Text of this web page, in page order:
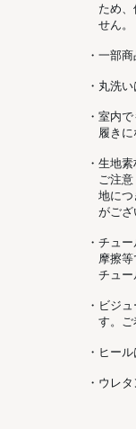
ため
せん。
・一部
・丸洗
・室内
履き
・生地
ご注
地につ
がござ
・チュ
摩擦
チュー
・ビジ
す。ご
・ヒー
・ウレ